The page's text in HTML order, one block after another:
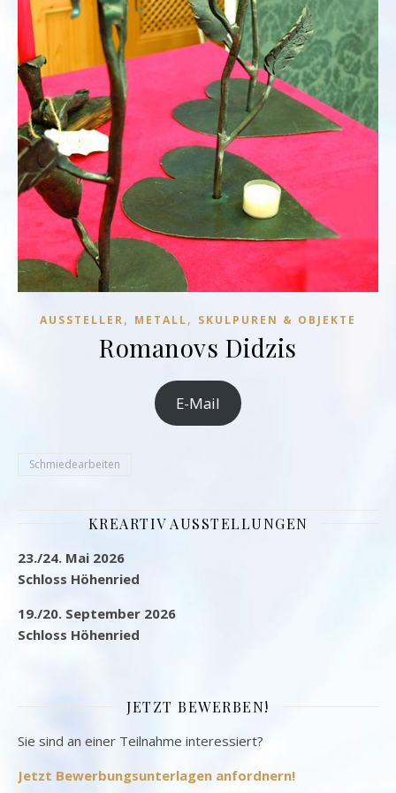
AUSSTELLER, METALL, SKULPUREN & OBJEKTE
Romanovs Didzis
E-Mail
Schmiedearbeiten
KREARTIV AUSSTELLUNGEN
23./24. Mai 2026
Schloss Höhenried
19./20. September 2026
Schloss Höhenried
JETZT BEWERBEN!
Sie sind an einer Teilnahme interessiert?
Jetzt Bewerbungsunterlagen anfordnern!